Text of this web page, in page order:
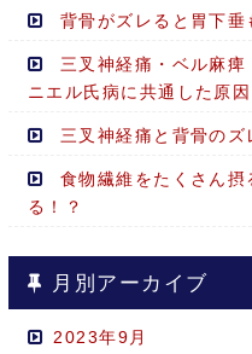
背骨がズレると胃下
三叉神経痛・ベル麻痺
ニエル氏病に共通した原
三叉神経痛と背骨のズ
食物繊維をたくさん摂
る！？
月別アーカイブ
2023年9月